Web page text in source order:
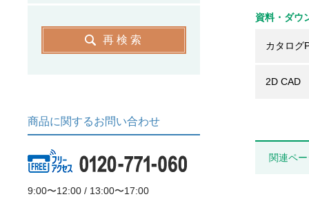
資料・ダウ
カタログ
2D CAD
関連ペ
再検索
商品に関するお問い合わせ
9:00〜12:00 / 13:00〜17:00